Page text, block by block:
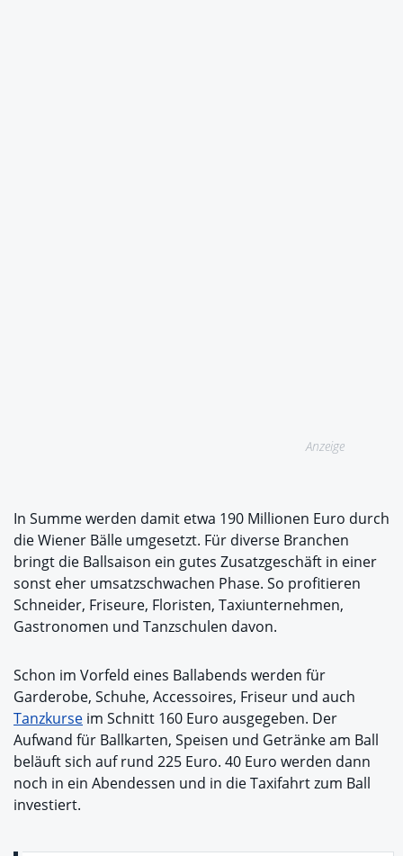
Anzeige
In Summe werden damit etwa 190 Millionen Euro durch
die Wiener Bälle umgesetzt. Für diverse Branchen
bringt die Ballsaison ein gutes Zusatzgeschäft in einer
sonst eher umsatzschwachen Phase. So profitieren
Schneider, Friseure, Floristen, Taxiunternehmen,
Gastronomen und Tanzschulen davon.
Schon im Vorfeld eines Ballabends werden für
Garderobe, Schuhe, Accessoires, Friseur und auch
Tanzkurse im Schnitt 160 Euro ausgegeben. Der
Aufwand für Ballkarten, Speisen und Getränke am Ball
beläuft sich auf rund 225 Euro. 40 Euro werden dann
noch in ein Abendessen und in die Taxifahrt zum Ball
investiert.